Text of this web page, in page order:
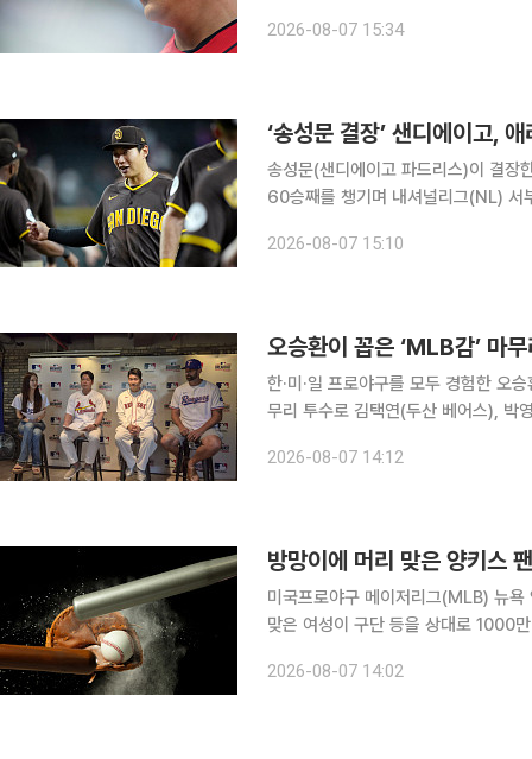
중지 염증으로 IL에 올랐던 김하성은
2026-08-07 15:34
‘송성문 결장’ 샌디에이고,
송성문(샌디에이고 파드리스)이 결장
60승째를 챙기며 내셔널리그(NL) 서부지구 2위 추
2026-08-07 15:10
오승환이 꼽은 ‘MLB감’ 마
한·미·일 프로야구를 모두 경험한 오
무리 투수로 김택연(두산 베어스), 박영현
“KBO리그에는 기본적으로 구속과 신
2026-08-07 14:12
방망이에 머리 맞은 양키스
미국프로야구 메이저리그(MLB) 뉴
맞은 여성이 구단 등을 상대로 1000
트 등 외신에 따르면 스테퍼니 둘루
2026-08-07 14:02